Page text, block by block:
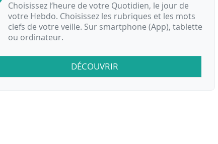
Choisissez l‘heure de votre Quotidien, le jour de
votre Hebdo. Choisissez les rubriques et les mots
clefs de votre veille. Sur smartphone (App), tablette
ou ordinateur.
DÉCOUVRIR